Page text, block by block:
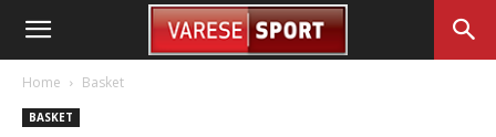
Home Basket
BASKET